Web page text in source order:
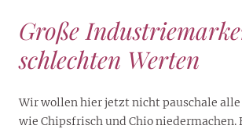
Große
schlechten Werten
Wir wollen hier jetzt nicht pauschale
wie Chipsfrisch und Chio niedermachen.